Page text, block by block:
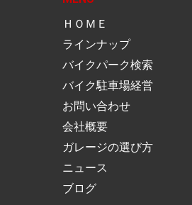
ＨＯＭＥ
ラインナップ
バイクパーク検索
バイク駐車場経営
お問い合わせ
会社概要
ガレージの選び方
ニュース
ブログ